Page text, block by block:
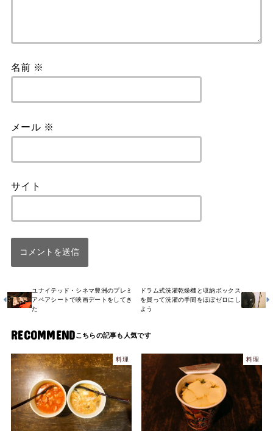
名前 ※
メール ※
サイト
ユナイテッド・シネマ豊洲のプレミ
アペアシートで映画デートをしてき
た
ドラム式洗濯乾燥機と収納ボックス
を買って洗濯の手間をほぼゼロにし
よう
RECOMMEND
料理 料理